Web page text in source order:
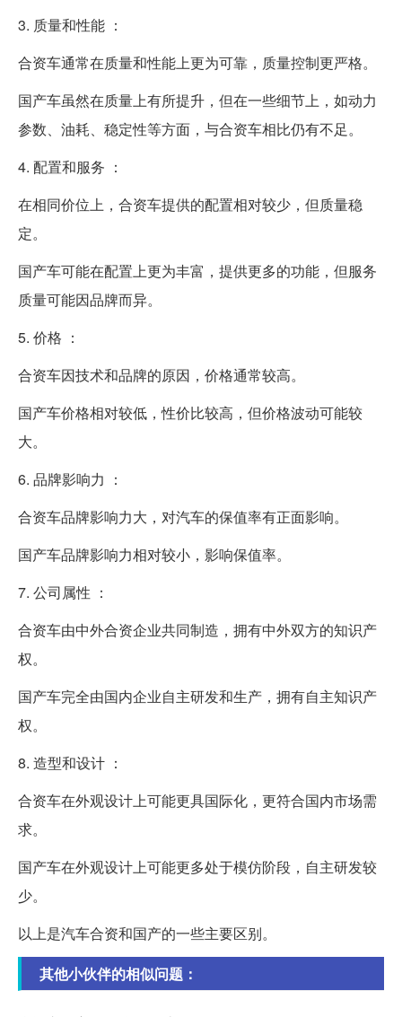
3. 质量和性能 ：
合资车通常在质量和性能上更为可靠，质量控制更严格。
国产车虽然在质量上有所提升，但在一些细节上，如动力
参数、油耗、稳定性等方面，与合资车相比仍有不足。
4. 配置和服务 ：
在相同价位上，合资车提供的配置相对较少，但质量稳
定。
国产车可能在配置上更为丰富，提供更多的功能，但服务
质量可能因品牌而异。
5. 价格 ：
合资车因技术和品牌的原因，价格通常较高。
国产车价格相对较低，性价比较高，但价格波动可能较
大。
6. 品牌影响力 ：
合资车品牌影响力大，对汽车的保值率有正面影响。
国产车品牌影响力相对较小，影响保值率。
7. 公司属性 ：
合资车由中外合资企业共同制造，拥有中外双方的知识产
权。
国产车完全由国内企业自主研发和生产，拥有自主知识产
权。
8. 造型和设计 ：
合资车在外观设计上可能更具国际化，更符合国内市场需
求。
国产车在外观设计上可能更多处于模仿阶段，自主研发较
少。
以上是汽车合资和国产的一些主要区别。
其他小伙伴的相似问题：